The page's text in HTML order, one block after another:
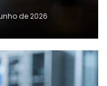
de 2026